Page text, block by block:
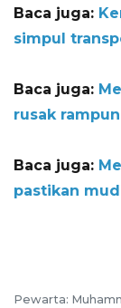
Baca juga:
simpul
Baca juga:
rusak
Baca juga:
pastikan
Pewarta: